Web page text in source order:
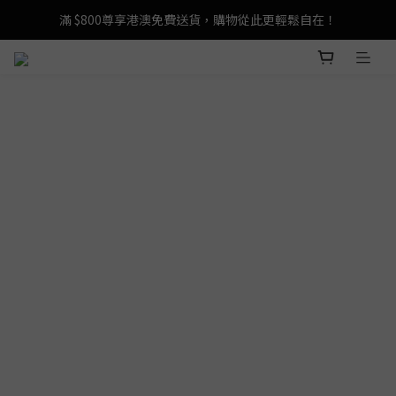
登記成為 LeSportsac網店會員，即享 HK$50 購物金禮遇！
滿 $800尊享港澳免費送貨，購物從此更輕鬆自在！
登記成為 LeSportsac網店會員，即享 HK$50 購物金禮遇！